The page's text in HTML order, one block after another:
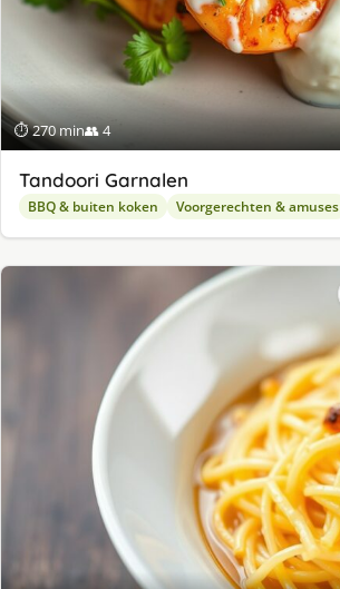
⏱ 270 min👥 4
Tandoori Garnalen
BBQ & buiten koken Voorgerechten & amuses